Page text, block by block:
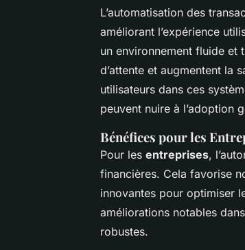
L’automatisation des
améliorant l’expérience
un environnement fluide et
d’attente et augmentent la
utilisateurs dans ces
peuvent nuire à l’adoption
Bénéfices pour les
Pour les entreprises,
financières. Cela favorise
innovantes pour optimiser
améliorations notables
robustes.